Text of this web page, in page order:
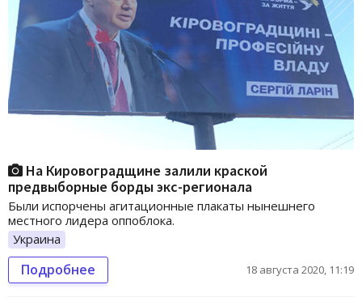
На Кировоградщине залили краской
предвыборные борды экс-регионала
Были испорчены агитационные плакаты нынешнего
местного лидера оппоблока.
Украина
Подробнее 18 августа 2020, 11:19